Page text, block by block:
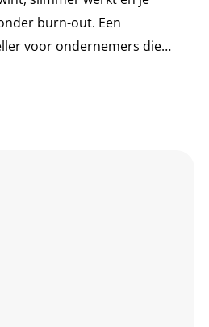
burn-out. Een
voor ondernemers die